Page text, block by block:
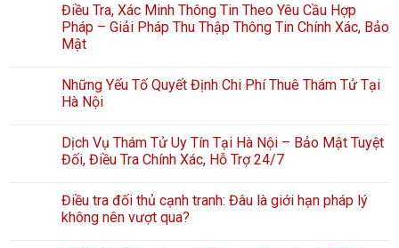
Điều Tra, Xác Minh Thông Tin Theo Yêu Cầu Hợp
Pháp – Giải Pháp Thu Thập Thông Tin Chính Xác, Bảo
Mật
Những Yếu Tố Quyết Định Chi Phí Thuê Thám Tử Tại
Hà Nội
Dịch Vụ Thám Tử Uy Tín Tại Hà Nội – Bảo Mật Tuyệt
Đối, Điều Tra Chính Xác, Hỗ Trợ 24/7
Điều tra đối thủ cạnh tranh: Đâu là giới hạn pháp lý
không nên vượt qua?